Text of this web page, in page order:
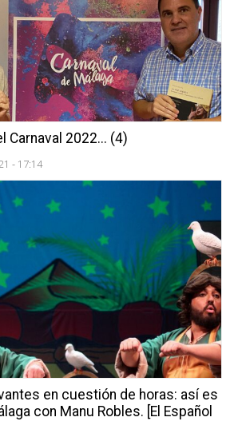
Carnaval 2022... (4)
- 17:14
en cuestión de horas: así es
con Manu Robles. [El Español